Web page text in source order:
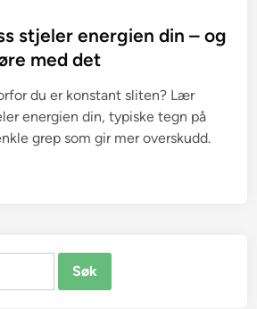
stjeler energien din – og
med det
du er konstant sliten? Lær
energien din, typiske tegn på
grep som gir mer overskudd.